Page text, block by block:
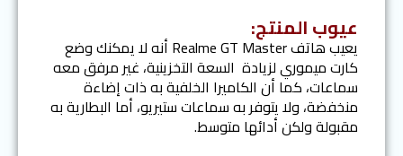
عيوب المنتج:
يعيب هاتف Realme GT Master أنه لا يمكنك وضع
كارت ميموري لزيادة السعة التخزينية، غير مرفق معه
سماعات، كما أن الكاميرا الخلفية به ذات إضاءة
منخفضة، ولا يتوفر به سماعات ستيريو، أما البطارية به
مقبولة ولكن أدائها متوسط.